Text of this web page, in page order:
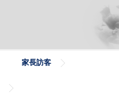
家長訪客